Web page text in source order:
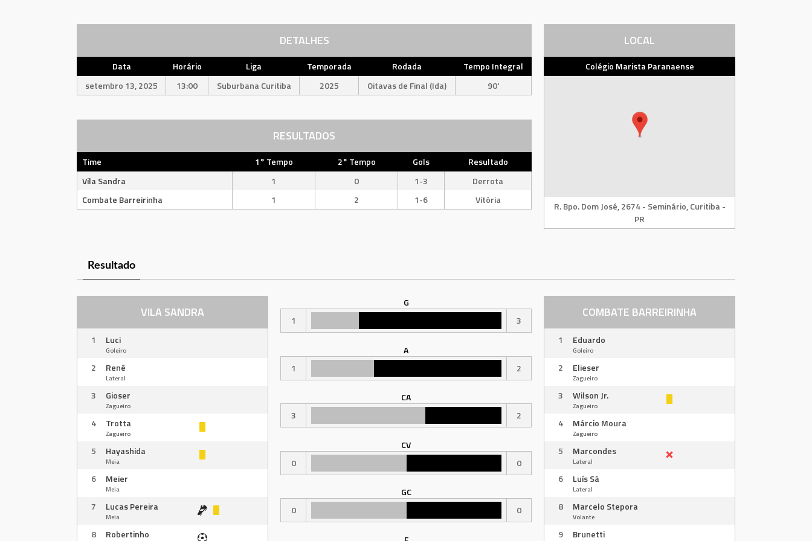
DETALHES
Data Horário Liga Temporada Rodada
Tempo Integral
setembro 13, 2025
13:00 Suburbana Curitiba 2025 Oitavas de Final (Ida) 90'
LOCAL
Colégio Marista Paranaense
R. Bpo. Dom José, 2674 - Seminário, Curitiba -
PR
RESULTADOS
Time 1° Tempo 2° Tempo Gols
Resultado
Vila Sandra
1 0 1-3
Derrota
Combate Barreirinha
1 2 1-6 Vitória
Resultado
VILA SANDRA
1 Luci
Goleiro
2 Renê
Lateral
3 Gioser
Zagueiro
4 Trotta
Zagueiro
5 Hayashida
Meia
6 Meier
Meia
7 Lucas Pereira
Meia
8 Robertinho
COMBATE BARREIRINHA
1 Eduardo
Goleiro
2 Elieser
Zagueiro
3 Wilson Jr.
Zagueiro
4 Márcio Moura
Zagueiro
5 Marcondes
Lateral
6 Luís Sá
Lateral
8 Marcelo Stepora
Volante
9 Brunetti
G
1
3
A
1
2
CA
3
2
CV
0
0
GC
0
0